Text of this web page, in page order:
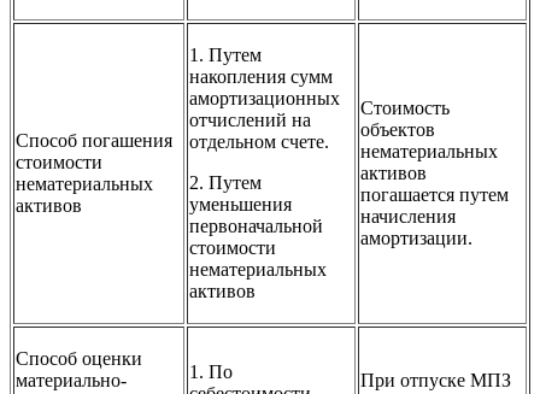
Способ погашения
стоимости
нематериальных
активов
1. Путем
накопления сумм
амортизационных
отчислений на
отдельном счете.
2. Путем
уменьшения
первоначальной
стоимости
нематериальных
активов
Стоимость
объектов
нематериальных
активов
погашается путем
начисления
амортизации.
Способ оценки
материально-
1. По
При отпуске МПЗ